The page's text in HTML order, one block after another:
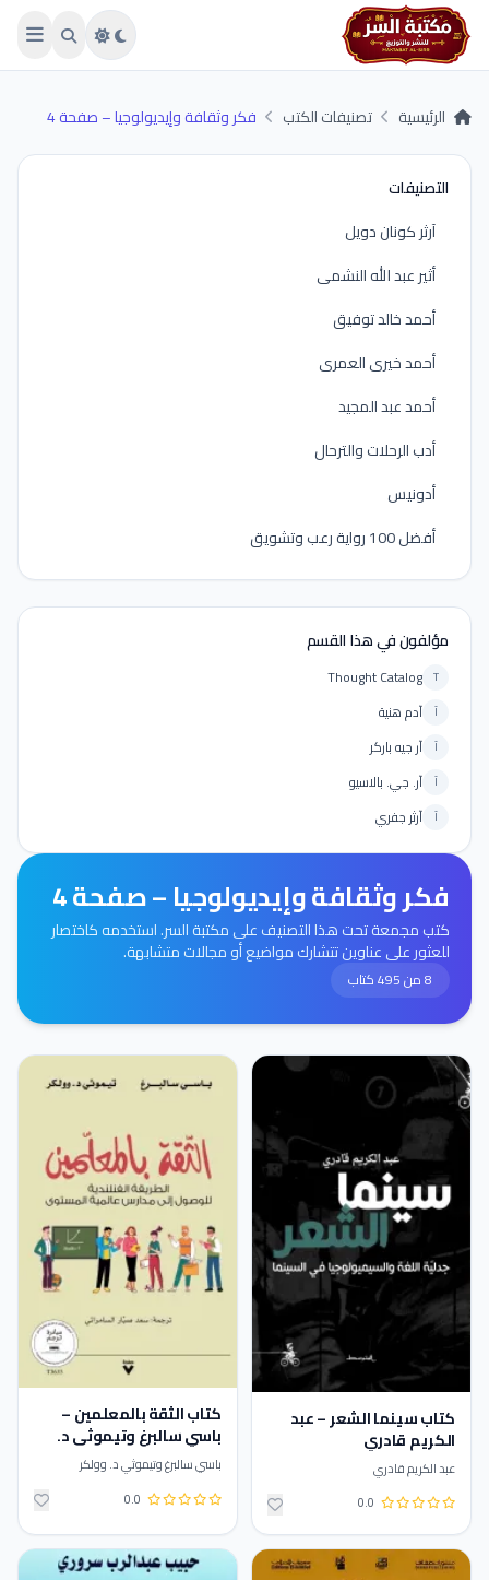
Skip to main content
الرئيسية تصنيفات الكتب فكر وثقافة وإيديولوجيا – صفحة 4
التصنيفات
آرثر كونان دويل
أثير عبد الله النشمى
أحمد خالد توفيق
أحمد خيرى العمرى
أحمد عبد المجيد
أدب الرحلات والترحال
أدونيس
أفضل 100 رواية رعب وتشويق
مؤلفون في هذا القسم
T
Thought Catalog
آ آدم هنية
آ آر جيه باركر
آ آر. جي. بالاسيو
آ آرثر جفري
فكر وثقافة وإيديولوجيا – صفحة 4
كتب مجمعة تحت هذا التصنيف على مكتبة السر. استخدمه كاختصار
للعثور على عناوين تتشارك مواضيع أو مجالات متشابهة.
8 من 495 كتاب
كتاب سينما الشعر – عبد
الكريم قادري
عبد الكريم قادري
0.0
كتاب الثقة بالمعلمين –
باسي سالبرغ وتيموثي د.
وولكر
باسي سالبرغ وتيموثي د. وولكر
0.0